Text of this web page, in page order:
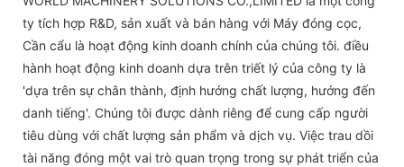
ty tích hợp R&D, sản xuất và bán hàng với Máy đóng cọc,
Cần cẩu là hoạt động kinh doanh chính của chúng tôi. điều
hành hoạt động kinh doanh dựa trên triết lý của công ty là
'dựa trên sự chân thành, định hướng chất lượng, hướng đến
danh tiếng'. Chúng tôi được dành riêng để cung cấp người
tiêu dùng với chất lượng sản phẩm và dịch vụ. Việc trau dồi
tài năng đóng một vai trò quan trọng trong sự phát triển của